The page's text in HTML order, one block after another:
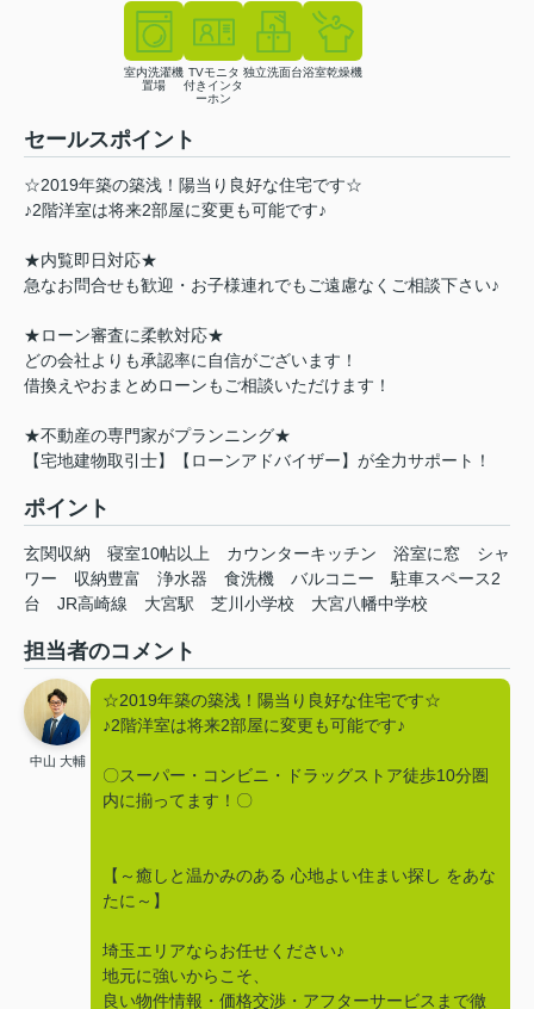
室内洗濯機
置場
TVモニタ
付きインタ
ーホン
独立洗面台浴室乾燥機
セールスポイント
☆2019年築の築浅！陽当り良好な住宅です☆
♪2階洋室は将来2部屋に変更も可能です♪
★内覧即日対応★
急なお問合せも歓迎・お子様連れでもご遠慮なくご相談下さい♪
★ローン審査に柔軟対応★
どの会社よりも承認率に自信がございます！
借換えやおまとめローンもご相談いただけます！
★不動産の専門家がプランニング★
【宅地建物取引士】【ローンアドバイザー】が全力サポート！
ポイント
玄関収納 寝室10帖以上 カウンターキッチン 浴室に窓
シャ
ワー
収納豊富 浄水器 食洗機 バルコニー
駐車スペース2
台
JR高崎線 大宮駅 芝川小学校 大宮八幡中学校
担当者のコメント
中山 大輔
☆2019年築の築浅！陽当り良好な住宅です☆
♪2階洋室は将来2部屋に変更も可能です♪
〇スーパー・コンビニ・ドラッグストア徒歩10分圏
内に揃ってます！〇
【～癒しと温かみのある 心地よい住まい探し をあな
たに～】
埼玉エリアならお任せください♪
地元に強いからこそ、
良い物件情報・価格交渉・アフターサービスまで徹